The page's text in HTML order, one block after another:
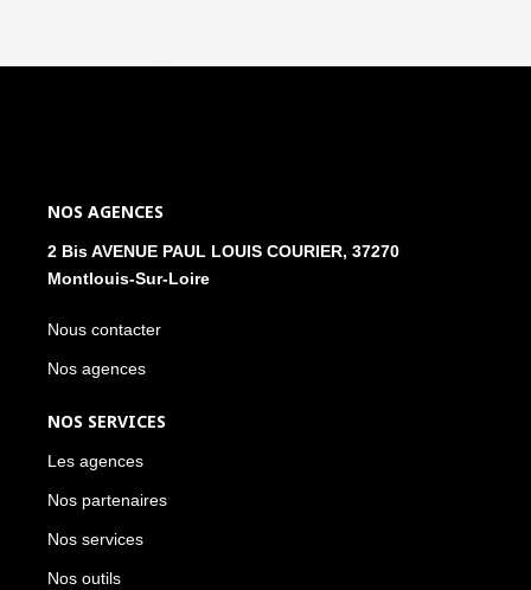
NOS AGENCES
2 Bis AVENUE PAUL LOUIS COURIER, 37270
Montlouis-Sur-Loire
Nous contacter
Nos agences
NOS SERVICES
Les agences
Nos partenaires
Nos services
Nos outils